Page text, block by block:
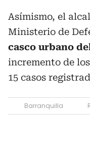
Asímismo, el
Ministerio de
casco urbano
incremento de
15 casos
Barranquilla